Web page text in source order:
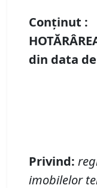
Conținut :
din data de
Privind:
imobilelor